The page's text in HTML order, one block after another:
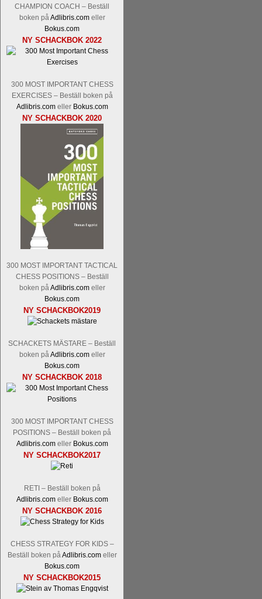
CHAMPION COACH – Beställ
boken på Adlibris.comeller
Bokus.com
NY SCHACKBOK 2022
300 MOST IMPORTANT CHESS
EXERCISES – Beställ boken på
Adlibris.comeller Bokus.com
NY SCHACKBOK 2020
300 MOST IMPORTANT TACTICAL
CHESS POSITIONS – Beställ
boken påAdlibris.comeller
Bokus.com
NY SCHACKBOK2019
SCHACKETS MÄSTARE – Beställ
boken påAdlibris.comeller
Bokus.com
NY SCHACKBOK 2018
300 MOST IMPORTANT CHESS
POSITIONS – Beställ boken på
Adlibris.comeller Bokus.com
NY SCHACKBOK2017
RETI – Beställ boken på
Adlibris.comeller Bokus.com
NY SCHACKBOK 2016
CHESS STRATEGY FOR KIDS –
Beställ boken påAdlibris.comeller
Bokus.com
NY SCHACKBOK2015